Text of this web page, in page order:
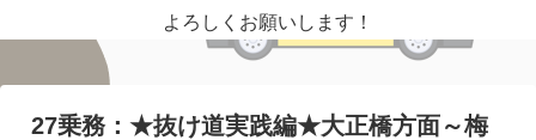
よろしくお願いします！
27乗務：★抜け道実践編★大正橋方面～梅